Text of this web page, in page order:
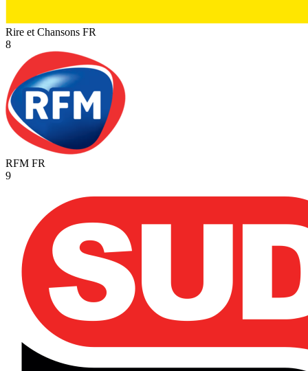
Rire et Chansons FR
8
RFM FR
9